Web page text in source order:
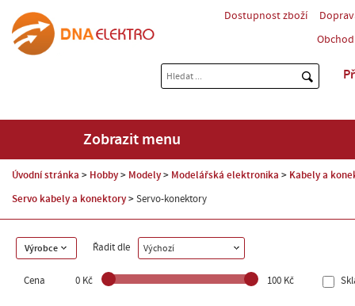
Dostupnost zboží
Zobrazit menu
Úvodní stránka Hobby Modely Modelářská elektronika Kabely a
Servo kabely a konektory Servo-konektory
Výrobce Řadit dle Výchozí
Cena 0 Kč 100 Kč